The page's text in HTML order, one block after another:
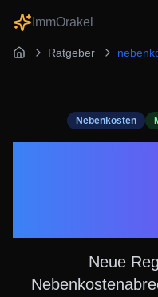
ImmOrakel
Ratgeber
Nebenkosten
Neue